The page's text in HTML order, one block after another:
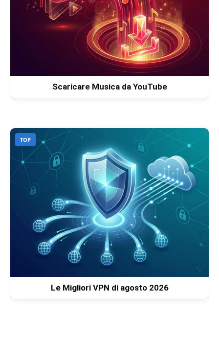
Scaricare Musica da YouTube
TOP
Le Migliori VPN di agosto 2026